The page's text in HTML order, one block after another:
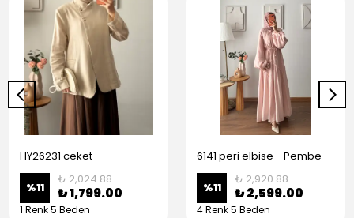
HY26231 ceket
%11
₺ 2,024.88
₺ 1,799.00
1 Renk 5 Beden
6141 peri elbise - Pembe
%11
₺ 2,920.88
₺ 2,599.00
4 Renk 5 Beden